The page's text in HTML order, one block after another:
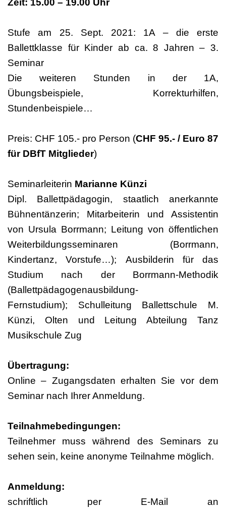
Zeit: 15.00 – 19.00 Uhr
Stufe am 25. Sept. 2021: 1A – die erste
Ballettklasse für Kinder ab ca. 8 Jahren – 3.
Seminar
Die weiteren Stunden in der 1A,
Übungsbeispiele, Korrekturhilfen,
Stundenbeispiele…
Preis: CHF 105.- pro Person (CHF 95.- / Euro 87
für DBfT Mitglieder)
Seminarleiterin Marianne Künzi
Dipl. Ballettpädagogin, staatlich anerkannte
Bühnentänzerin; Mitarbeiterin und Assistentin
von Ursula Borrmann; Leitung von öffentlichen
Weiterbildungsseminaren (Borrmann,
Kindertanz, Vorstufe…); Ausbilderin für das
Studium nach der Borrmann-Methodik
(Ballettpädagogenausbildung-
Fernstudium); Schulleitung Ballettschule M.
Künzi, Olten und Leitung Abteilung Tanz
Musikschule Zug
Übertragung:
Online – Zugangsdaten erhalten Sie vor dem
Seminar nach Ihrer Anmeldung.
Teilnahmebedingungen:
Teilnehmer muss während des Seminars zu
sehen sein, keine anonyme Teilnahme möglich.
Anmeldung:
schriftlich per E-Mail an